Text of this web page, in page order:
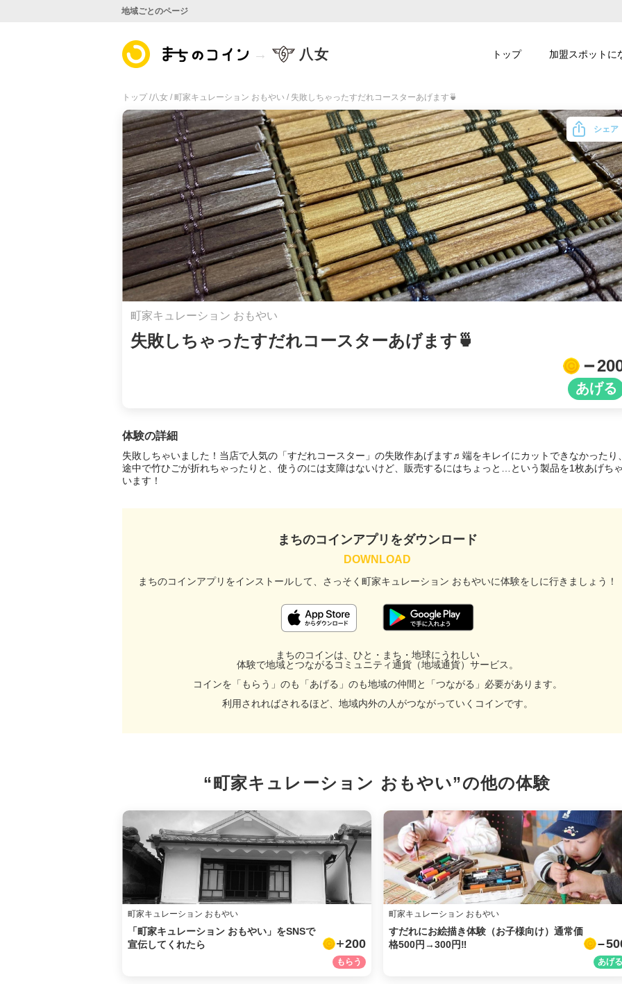
トップ /八女 / 町家キュレーション おもやい / 失敗しちゃったすだれコースターあげます🍵
町家キュレーション おもやい
失敗しちゃったすだれコースターあげます🍵
シェア
X
LINE
メール
体験の詳細
失敗しちゃいました！当店で人気の「すだれコースター」の失敗作あげます♬端をキレイにカットできなかったり
途中で竹ひごが折れちゃったりと、使うのには支障はないけど、販売するにはちょっと…という製品を1枚あげち
います！
まちのコインアプリをダウンロード
まちのコインアプリをインストールして、 さっそく町家キュレーション おもやいに体験をしに行きましょう！
まちのコインは、ひと・まち・地球にうれしい
体験で地域とつながるコミュニティ通貨（地域通貨）サービス。
コインを「もらう」のも「あげる」のも地域の仲間と「つながる」必要があります。
利用されればされるほど、地域内外の人がつながっていくコインです。
“町家キュレーション おもやい”の他の体験
町家キュレーション おもやい
「町家キュレーション おもやい」をSNSで
宣伝してくれたら
200
町家キュレーション おもやい
すだれにお絵描き体験（お子様向け）通常価
格500円→300円‼︎
地域ごとのページ
トップ 加盟スポットに
八女